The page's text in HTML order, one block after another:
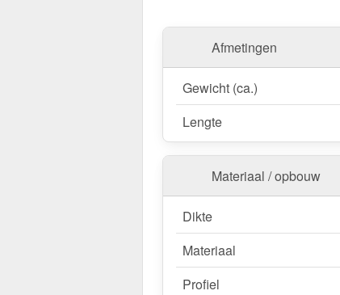
uitstraling op het dak.
Bestel nu Vulstrook – Voor
dakafwerking!
Afmetingen
Gewicht (ca.)
Lengte
Materiaal / opbouw
Dikte
Materiaal
Profiel